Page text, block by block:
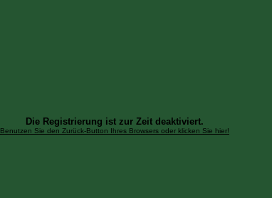
Die Registrierung ist zur Zeit deaktiviert.
Benutzen Sie den Zurück-Button Ihres Browsers oder klicken Sie hier!